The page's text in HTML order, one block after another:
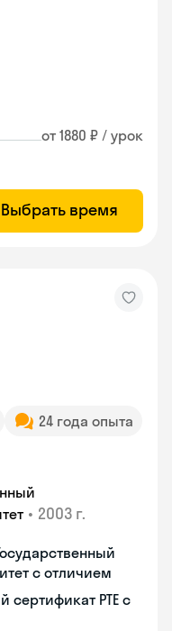
от 1880 ₽ / урок
Выбрать время
24 года опыта
• 2003 г.
с отличием
PTE с